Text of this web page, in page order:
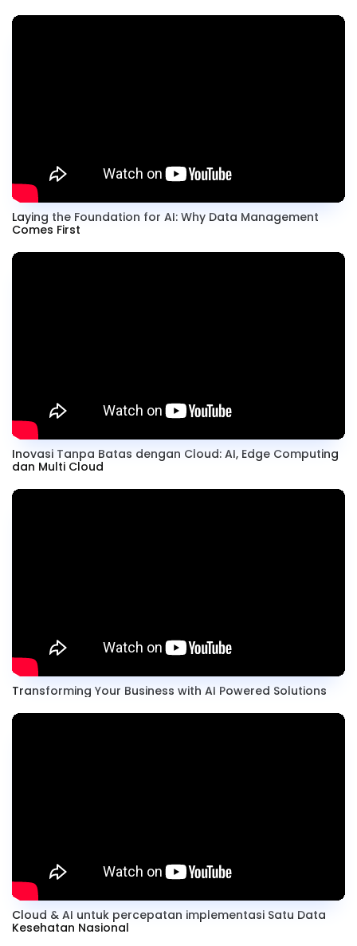
Laying the Foundation for AI: Why Data Management
Comes First
Inovasi Tanpa Batas dengan Cloud: AI, Edge Computing
dan Multi Cloud
Transforming Your Business with AI Powered Solutions
Cloud & AI untuk percepatan implementasi Satu Data
Kesehatan Nasional